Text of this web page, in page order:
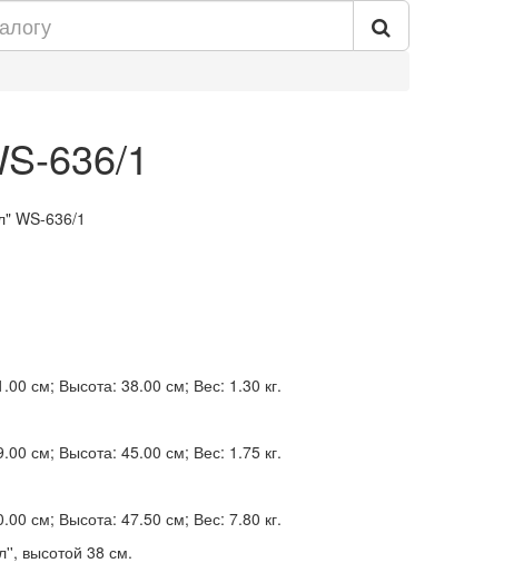
636/1
WS-636/1
см; Высота: 38.00 см; Вес: 1.30 кг.
см; Высота: 45.00 см; Вес: 1.75 кг.
см; Высота: 47.50 см; Вес: 7.80 кг.
высотой 38 см.